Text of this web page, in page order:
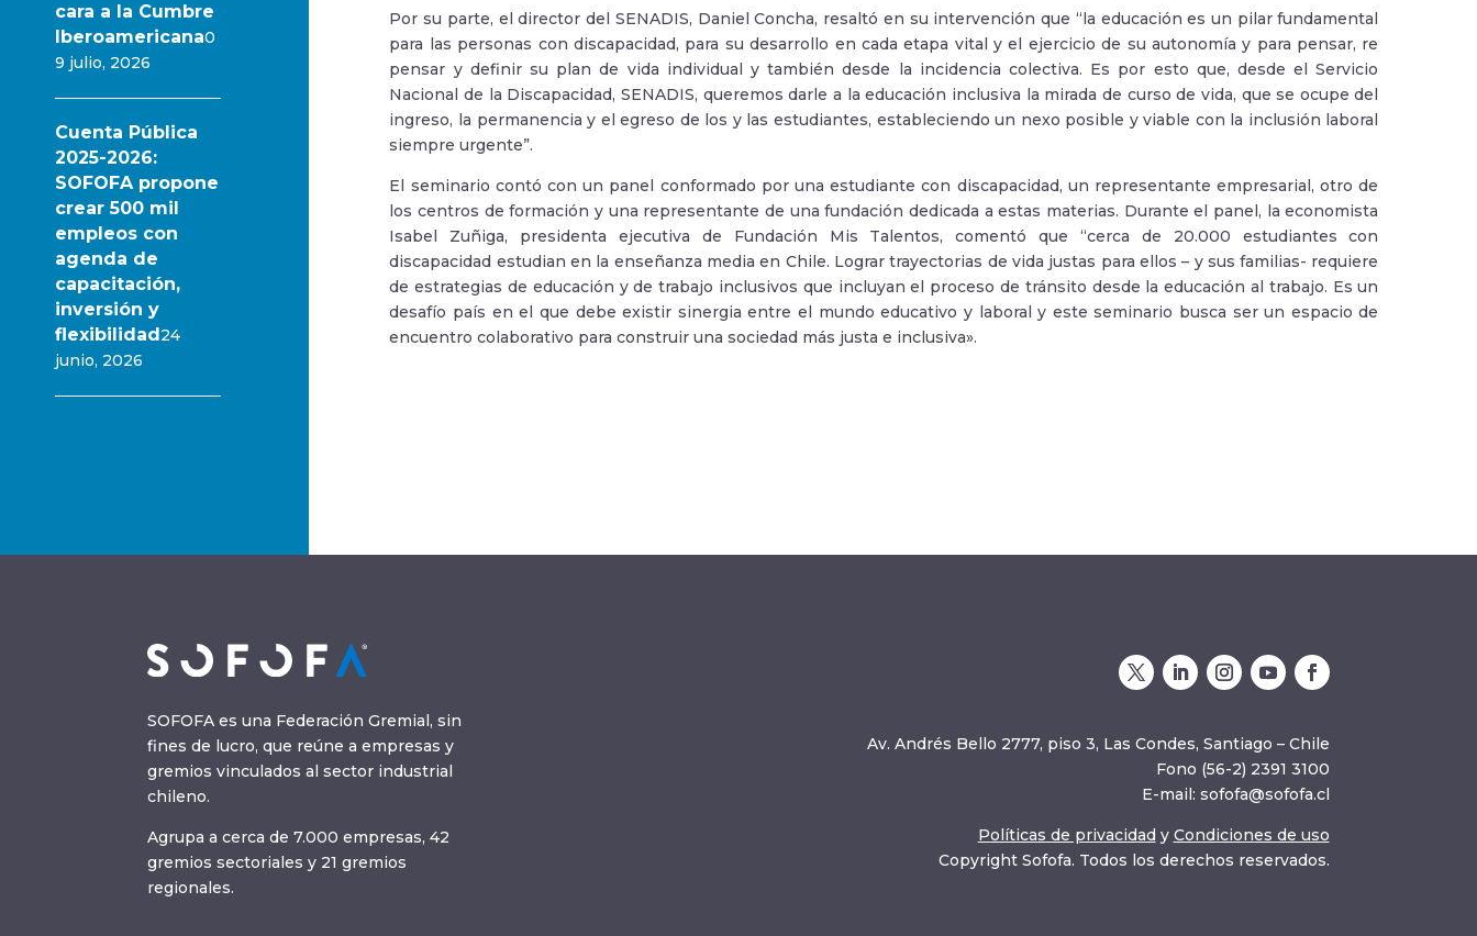
cara a la Cumbre
Iberoamericana0
9 julio, 2026
Cuenta Pública
2025-2026:
SOFOFA propone
crear 500 mil
empleos con
agenda de
capacitación,
inversión y
flexibilidad24
junio, 2026
Por su parte, el director del SENADIS, Daniel Concha, resaltó en su intervención que “la educación es un pilar fundamental
para las personas con discapacidad, para su desarrollo en cada etapa vital y el ejercicio de su autonomía y para pensar, re
pensar y definir su plan de vida individual y también desde la incidencia colectiva. Es por esto que, desde el Servicio
Nacional de la Discapacidad, SENADIS, queremos darle a la educación inclusiva la mirada de curso de vida, que se ocupe del
ingreso, la permanencia y el egreso de los y las estudiantes, estableciendo un nexo posible y viable con la inclusión laboral
siempre urgente”.
El seminario contó con un panel conformado por una estudiante con discapacidad, un representante empresarial, otro de
los centros de formación y una representante de una fundación dedicada a estas materias. Durante el panel, la economista
Isabel Zuñiga, presidenta ejecutiva de Fundación Mis Talentos, comentó que “cerca de 20.000 estudiantes con
discapacidad estudian en la enseñanza media en Chile. Lograr trayectorias de vida justas para ellos – y sus familias- requiere
de estrategias de educación y de trabajo inclusivos que incluyan el proceso de tránsito desde la educación al trabajo. Es un
desafío país en el que debe existir sinergia entre el mundo educativo y laboral y este seminario busca ser un espacio de
encuentro colaborativo para construir una sociedad más justa e inclusiva».
SOFOFA es una Federación Gremial, sin
fines de lucro, que reúne a empresas y
gremios vinculados al sector industrial
chileno.
Agrupa a cerca de 7.000 empresas, 42
gremios sectoriales y 21 gremios
regionales.
Av. Andrés Bello 2777, piso 3, Las Condes, Santiago – Chile
Fono (56-2) 2391 3100
E-mail: sofofa@sofofa.cl
Políticas de privacidad y Condiciones de uso
Copyright Sofofa. Todos los derechos reservados.